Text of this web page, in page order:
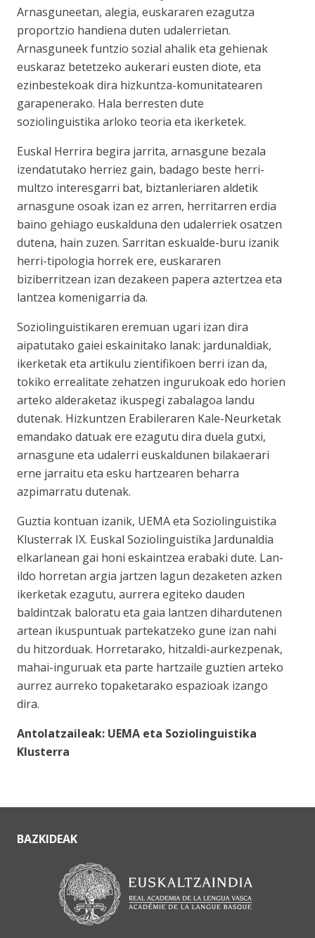
Arnasguneetan, alegia, euskararen ezagutza
proportzio handiena duten udalerrietan.
Arnasguneek funtzio sozial ahalik eta gehienak
euskaraz betetzeko aukerari eusten diote, eta
ezinbestekoak dira hizkuntza-komunitatearen
garapenerako. Hala berresten dute
soziolinguistika arloko teoria eta ikerketek.
Euskal Herrira begira jarrita, arnasgune bezala
izendatutako herriez gain, badago beste herri-
multzo interesgarri bat, biztanleriaren aldetik
arnasgune osoak izan ez arren, herritarren erdia
baino gehiago euskalduna den udalerriek osatzen
dutena, hain zuzen. Sarritan eskualde-buru izanik
herri-tipologia horrek ere, euskararen
biziberritzean izan dezakeen papera aztertzea eta
lantzea komenigarria da.
Soziolinguistikaren eremuan ugari izan dira
aipatutako gaiei eskainitako lanak: jardunaldiak,
ikerketak eta artikulu zientifikoen berri izan da,
tokiko errealitate zehatzen ingurukoak edo horien
arteko alderaketaz ikuspegi zabalagoa landu
dutenak. Hizkuntzen Erabileraren Kale-Neurketak
emandako datuak ere ezagutu dira duela gutxi,
arnasgune eta udalerri euskaldunen bilakaerari
erne jarraitu eta esku hartzearen beharra
azpimarratu dutenak.
Guztia kontuan izanik, UEMA eta Soziolinguistika
Klusterrak IX. Euskal Soziolinguistika Jardunaldia
elkarlanean gai honi eskaintzea erabaki dute. Lan-
ildo horretan argia jartzen lagun dezaketen azken
ikerketak ezagutu, aurrera egiteko dauden
baldintzak baloratu eta gaia lantzen dihardutenen
artean ikuspuntuak partekatzeko gune izan nahi
du hitzorduak. Horretarako, hitzaldi-aurkezpenak,
mahai-inguruak eta parte hartzaile guztien arteko
aurrez aurreko topaketarako espazioak izango
dira.
Antolatzaileak: UEMA eta Soziolinguistika
Klusterra
BAZKIDEAK